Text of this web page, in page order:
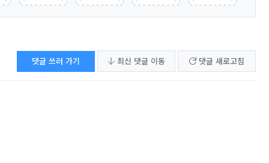
댓글 쓰러 가기 최신 댓글 이동 댓글 새로고침